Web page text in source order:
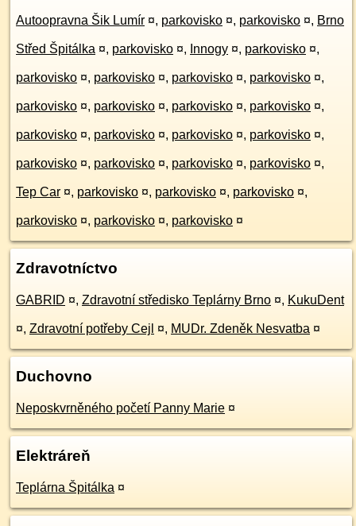
Autoopravna Šik Lumír ¤, parkovisko ¤, parkovisko ¤, Brno
Střed Špitálka ¤, parkovisko ¤, Innogy ¤, parkovisko ¤,
parkovisko ¤, parkovisko ¤, parkovisko ¤, parkovisko ¤,
parkovisko ¤, parkovisko ¤, parkovisko ¤, parkovisko ¤,
parkovisko ¤, parkovisko ¤, parkovisko ¤, parkovisko ¤,
parkovisko ¤, parkovisko ¤, parkovisko ¤, parkovisko ¤,
Tep Car ¤, parkovisko ¤, parkovisko ¤, parkovisko ¤,
parkovisko ¤, parkovisko ¤, parkovisko ¤
Zdravotníctvo
GABRID ¤, Zdravotní středisko Teplárny Brno ¤, KukuDent
¤, Zdravotní potřeby Cejl ¤, MUDr. Zdeněk Nesvatba ¤
Duchovno
Neposkvrněného početí Panny Marie ¤
Elektráreň
Teplárna Špitálka ¤